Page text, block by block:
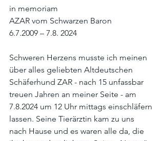
in memoriam
AZAR vom Schwarzen Baron
6.7.2009 – 7.8. 2024
Schweren Herzens musste ich meinen
über alles geliebten Altdeutschen
Schäferhund ZAR - nach 15 unfassbar
treuen Jahren an meiner Seite - am
7.8.2024 um 12 Uhr mittags einschläfern
lassen. Seine Tierärztin kam zu uns
nach Hause und es waren alle da, die